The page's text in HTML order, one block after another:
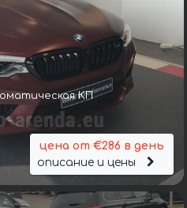
КП
цена от €286 в день
описание и цены